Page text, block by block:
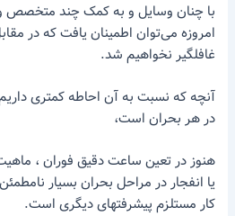
با چنان وسایل و به کمک چند متخصص
امروزه می‌توان اطمینان یافت که در
غافلگیر نخواهیم شد.
آنچه که نسبت به آن احاطه کمتری
در هر بحران است،
هنوز در تعین ساعت دقیق فوران ،
یا انفجار در مراحل بحران بسیار
کار مستلزم پیشرفتهای دیگری است.